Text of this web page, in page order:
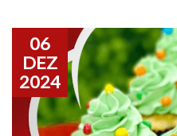
06
DEZ
2024